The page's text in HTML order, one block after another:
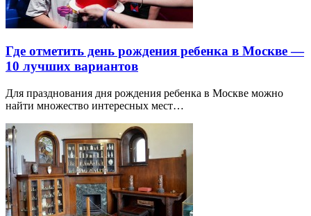
Где отметить день рождения ребенка в Москве —
10 лучших вариантов
Для празднования дня рождения ребенка в Москве можно
найти множество интересных мест…